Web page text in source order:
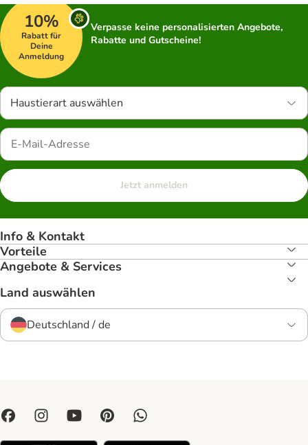
10%
Rabatt für
Deine
Anmeldung
Verpasse keine personalisierten Angebote,
Rabatte und Gutscheine!
Haustierart auswählen
Jetzt anmelden
Info & Kontakt
Vorteile
Angebote & Services
Land auswählen
Deutschland / de